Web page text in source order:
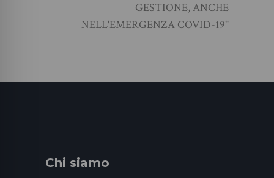
GESTIONE, ANCHE
NELL'EMERGENZA COVID-19"
Chi siamo